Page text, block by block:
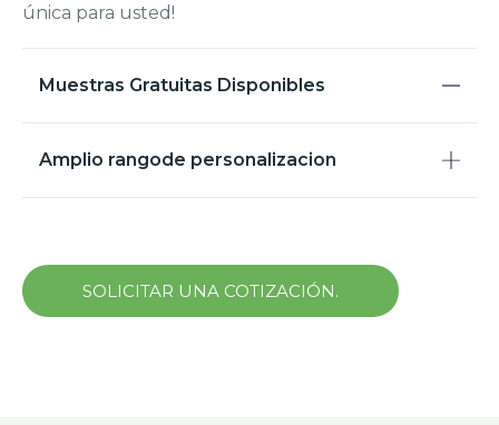
única para usted!
Muestras Gratuitas Disponibles
Amplio rangode personalizacion
SOLICITAR UNA COTIZACIÓN.